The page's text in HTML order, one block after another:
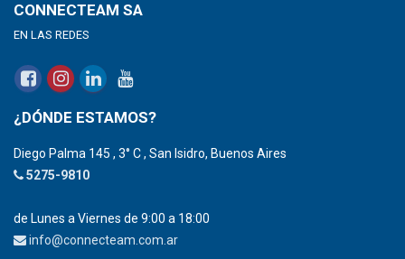
CONNECTEAM SA
EN LAS REDES
¿DÓNDE ESTAMOS?
Diego Palma 145 , 3° C , San Isidro, Buenos Aires
5275-9810
de Lunes a Viernes de 9:00 a 18:00
info@connecteam.com.ar